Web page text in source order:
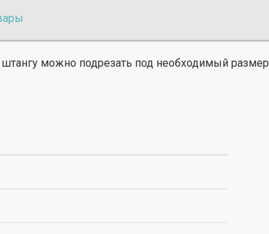
можно подрезать под необходимый размер